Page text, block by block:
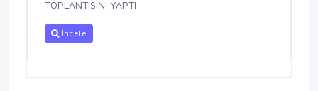
TOPLANTISINI YAPTI
İncele